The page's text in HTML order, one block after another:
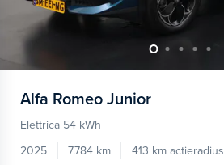
Alfa Romeo Junior
Elettrica 54 kWh
2025
7.784 km 413 km actieradius